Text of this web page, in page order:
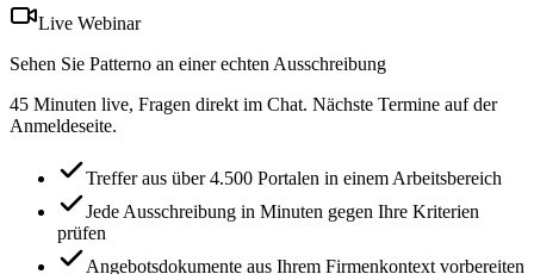
Live Webinar
Sehen Sie Patterno an einer echten Ausschreibung
45 Minuten live, Fragen direkt im Chat. Nächste Termine auf der
Anmeldeseite.
Treffer aus über 4.500 Portalen in einem Arbeitsbereich
Jede Ausschreibung in Minuten gegen Ihre Kriterien
prüfen
Angebotsdokumente aus Ihrem Firmenkontext vorbereiten